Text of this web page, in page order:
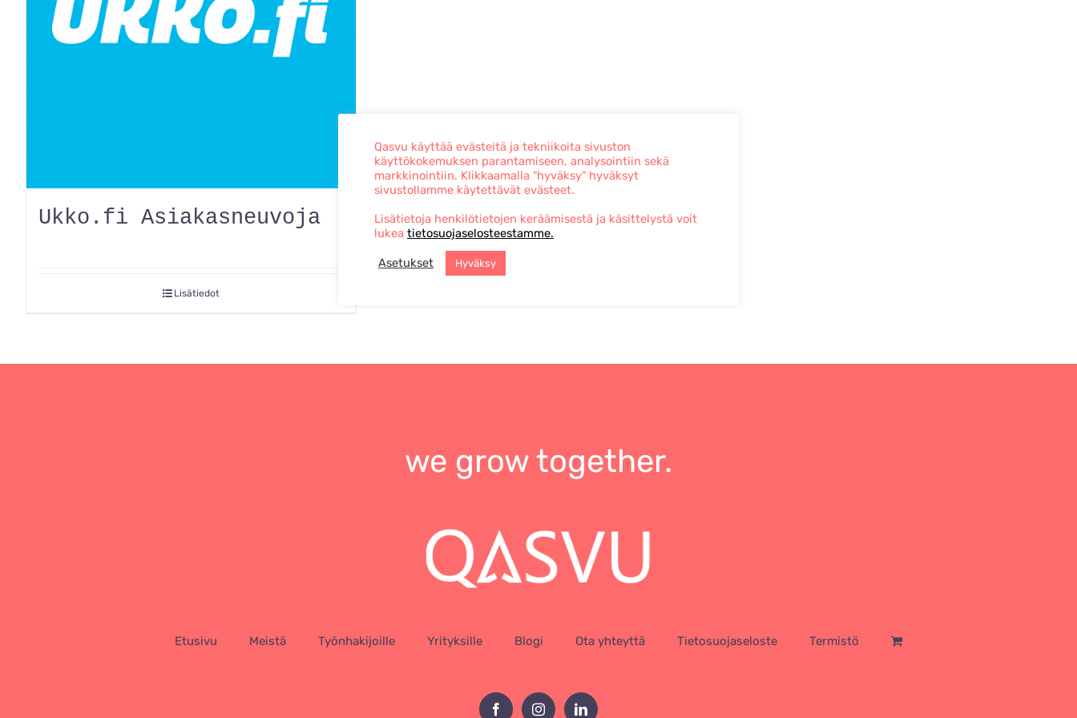
Ukko.fi Asiakasneuvoja
Lisätiedot
we grow together.
Etusivu Meistä Työnhakijoille Yrityksille Blogi Ota yhteyttä Tietosuojaseloste Termistö
Qasvu käyttää evästeitä ja tekniikoita sivuston
käyttökokemuksen parantamiseen, analysointiin sekä
markkinointiin. Klikkaamalla "hyväksy" hyväksyt
sivustollamme käytettävät evästeet.
Lisätietoja henkilötietojen keräämisestä ja käsittelystä voit
lukea tietosuojaselosteestamme.
Asetukset Hyväksy